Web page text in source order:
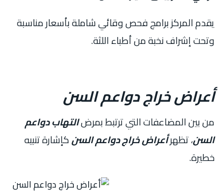
يقدم المركز برامج فحص وقائي شاملة بأسعار مناسبة
وتحت إشراف نخبة من أطباء اللثة.
أعراض خراج دواعم السن
من بين المضاعفات التي ترتبط بمرضالتهاب دواعم
السن، تظهرأعراض خراج دواعم السنكإشارة تنبيه
خطيرة.